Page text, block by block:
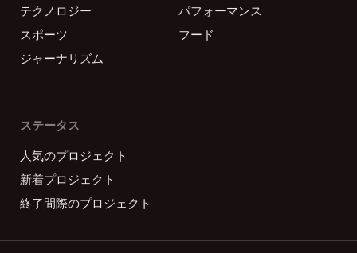
テクノロジー
パフォーマンス
スポーツ
フード
ジャーナリズム
ステータス
人気のプロジェクト
新着プロジェクト
終了間際のプロジェクト